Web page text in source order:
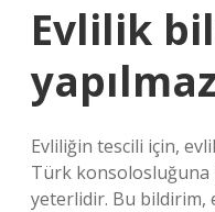
Evlilik
Evliliğin tescili için,
Türk konsolosluğuna
yeterlidir. Bu bildirim,